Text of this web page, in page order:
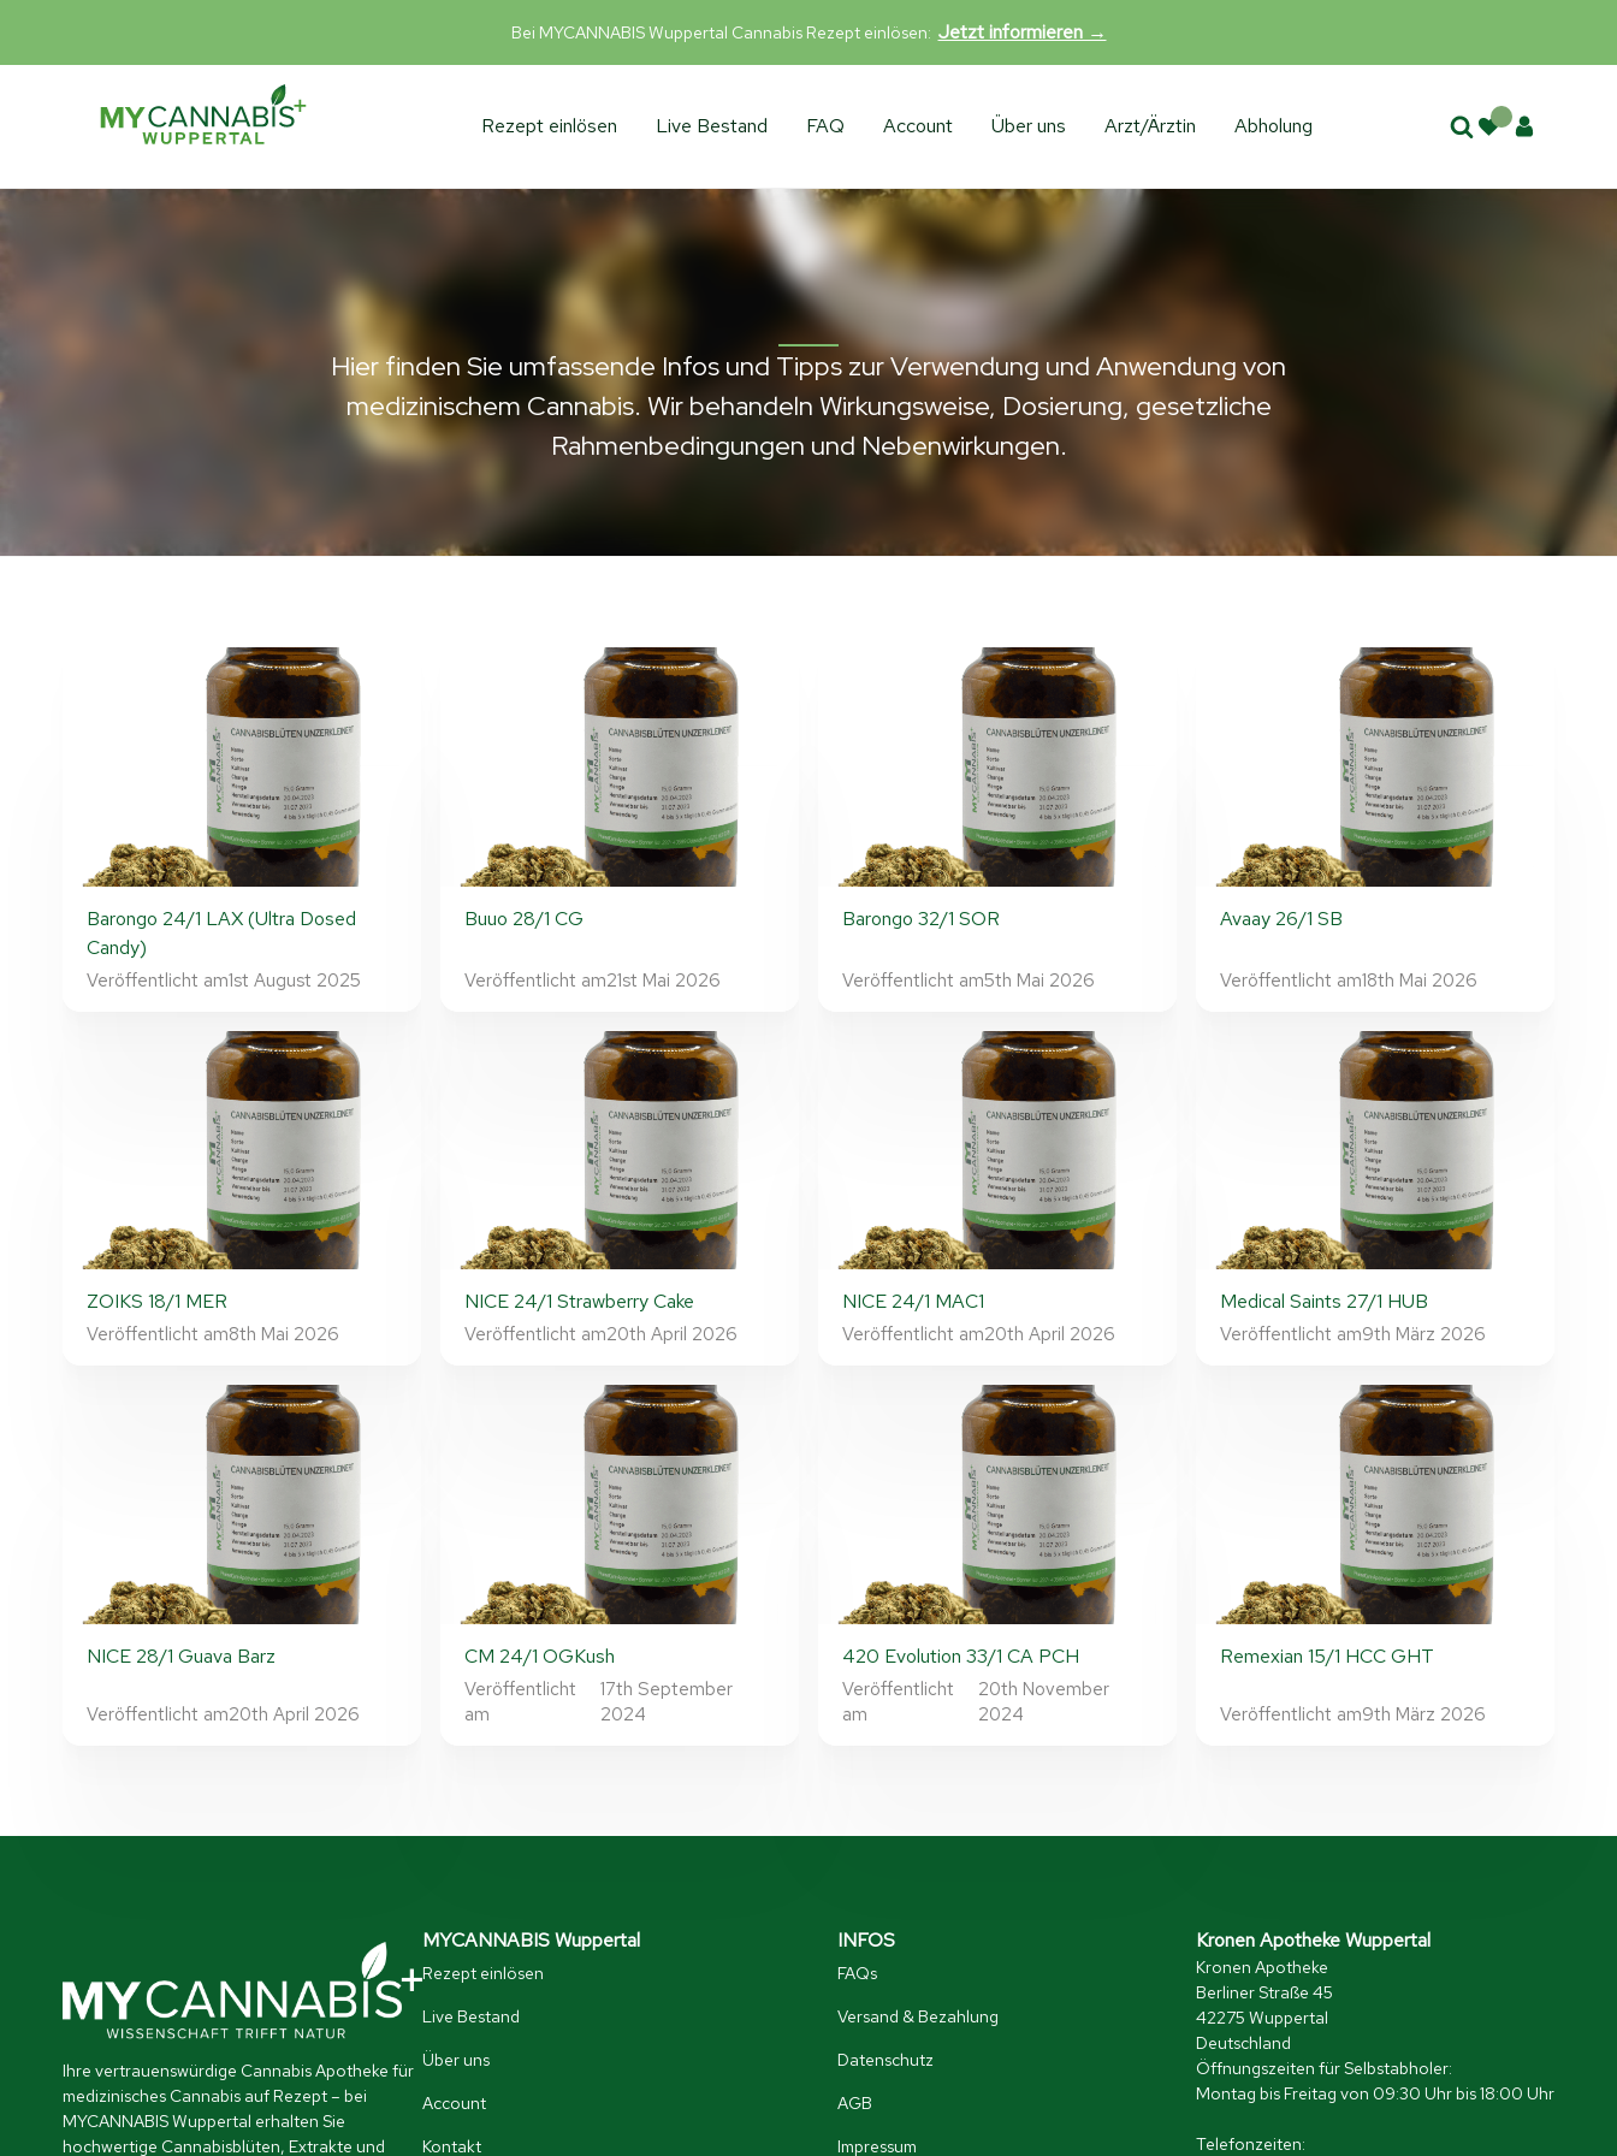
Bei MYCANNABIS Wuppertal Cannabis Rezept einlösen: Jetzt informieren →
Rezept einlösen Live Bestand FAQ Account Über uns Arzt/Ärztin Abholung
Hier finden Sie umfassende Infos und Tipps zur Verwendung und Anwendung von
medizinischem Cannabis. Wir behandeln Wirkungsweise, Dosierung, gesetzliche
Rahmenbedingungen und Nebenwirkungen.
Barongo 24/1 LAX (Ultra Dosed
Candy)
Veröffentlicht am1st August 2025
Buuo 28/1 CG
Veröffentlicht am21st Mai 2026
Barongo 32/1 SOR
Veröffentlicht am5th Mai 2026
Avaay 26/1 SB
Veröffentlicht am18th Mai 2026
ZOIKS 18/1 MER
Veröffentlicht am8th Mai 2026
NICE 24/1 Strawberry Cake
Veröffentlicht am20th April 2026
NICE 24/1 MAC1
Veröffentlicht am20th April 2026
Medical Saints 27/1 HUB
Veröffentlicht am9th März 2026
NICE 28/1 Guava Barz
Veröffentlicht am20th April 2026
CM 24/1 OGKush
Veröffentlicht
am
17th September
2024
420 Evolution 33/1 CA PCH
Veröffentlicht
am
20th November
2024
Remexian 15/1 HCC GHT
Veröffentlicht am9th März 2026
Ihre vertrauenswürdige Cannabis Apotheke für
medizinisches Cannabis auf Rezept – bei
MYCANNABIS Wuppertal erhalten Sie
hochwertige Cannabisblüten, Extrakte und
MYCANNABIS Wuppertal
Rezept einlösen
Live Bestand
Über uns
Account
Kontakt
INFOS
FAQs
Versand & Bezahlung
Datenschutz
AGB
Impressum
Kronen Apotheke Wuppertal
Kronen Apotheke
Berliner Straße 45
42275 Wuppertal
Deutschland
Öffnungszeiten für Selbstabholer:
Montag bis Freitag von 09:30 Uhr bis 18:00 Uhr
Telefonzeiten: